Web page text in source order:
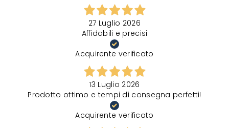
27 Luglio 2026
Affidabili e precisi
Acquirente verificato
13 Luglio 2026
Prodotto ottimo e tempi di consegna perfetti!
Acquirente verificato